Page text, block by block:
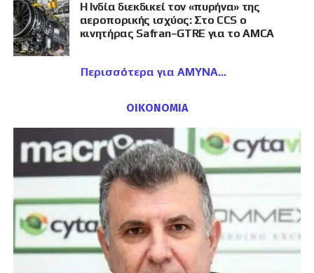
Η Ινδία διεκδικεί τον «πυρήνα» της
αεροπορικής ισχύος: Στο CCS ο
κινητήρας Safran–GTRE για το AMCA
Περισσότερα για ΑΜΥΝΑ
ΟΙΚΟΝΟΜΙΑ